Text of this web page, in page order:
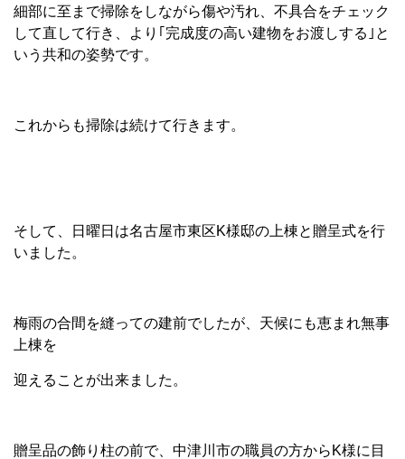
細部に至まで掃除をしながら傷や汚れ、不具合をチェック
して直して行き、より｢完成度の高い建物をお渡しする｣と
いう共和の姿勢です。
これからも掃除は続けて行きます。
そして、日曜日は名古屋市東区K様邸の上棟と贈呈式を行
いました。
梅雨の合間を縫っての建前でしたが、天候にも恵まれ無事
上棟を
迎えることが出来ました。
贈呈品の飾り柱の前で、中津川市の職員の方からK様に目